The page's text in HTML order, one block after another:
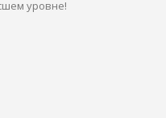
уровне!